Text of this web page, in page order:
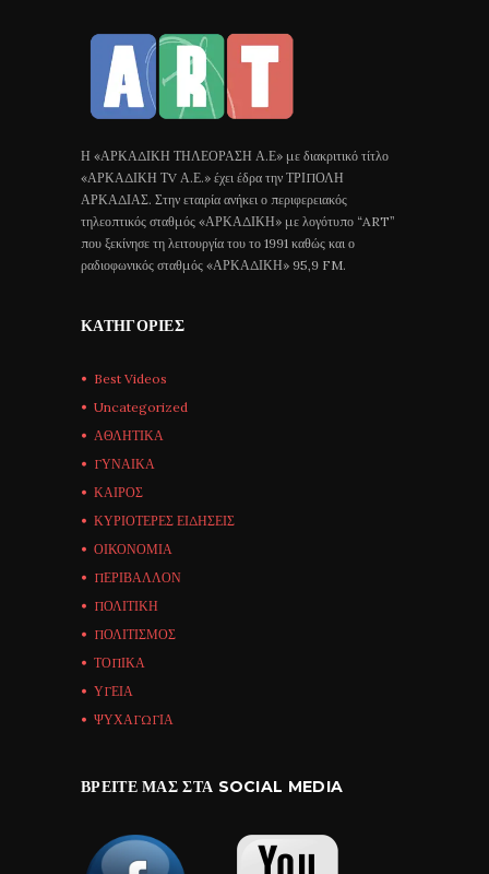
Η «ΑΡΚΑΔΙΚΗ ΤΗΛΕΟΡΑΣΗ Α.Ε» με διακριτικό τίτλο
«ΑΡΚΑΔΙΚΗ ΤV Α.Ε.» έχει έδρα την ΤΡΙΠΟΛΗ
ΑΡΚΑΔΙΑΣ. Στην εταιρία ανήκει ο περιφερειακός
τηλεοπτικός σταθμός «ΑΡΚΑΔΙΚΗ» με λογότυπο “ART”
που ξεκίνησε τη λειτουργία του το 1991 καθώς και ο
ραδιοφωνικός σταθμός «ΑΡΚΑΔΙΚΗ» 95,9 FM.
ΚΑΤΗΓΟΡΊΕΣ
Best Videos
Uncategorized
ΑΘΛΗΤΙΚΑ
ΓΥΝΑΙΚΑ
ΚΑΙΡΟΣ
ΚΥΡΙΟΤΕΡΕΣ ΕΙΔΗΣΕΙΣ
ΟΙΚΟΝΟΜΙΑ
ΠΕΡΙΒΑΛΛΟΝ
ΠΟΛΙΤΙΚΗ
ΠΟΛΙΤΙΣΜΟΣ
ΤΟΠΙΚΑ
ΥΓΕΙΑ
ΨΥΧΑΓΩΓΙΑ
ΒΡΕΊΤΕ ΜΑΣ ΣΤΑ SOCIAL MEDIA